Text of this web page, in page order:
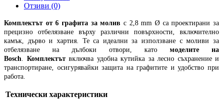
Отзиви (0)
Комплектът от 6 графита за молив с 2,8 mm Ø са проектирани за
прецизно отбелязване върху различни повърхности, включително
камък, дърво и хартия. Те са идеални за използване с моливи за
отбелязване на дълбоки отвори, като
моделите на
Bosch
Комплектът включва удобна кутийка за лесно съхранение и
транспортиране, осигурявайки защита на графитите и удобство при
работа.
Технически характеристики